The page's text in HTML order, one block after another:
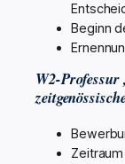
Beginn
W2-Professur